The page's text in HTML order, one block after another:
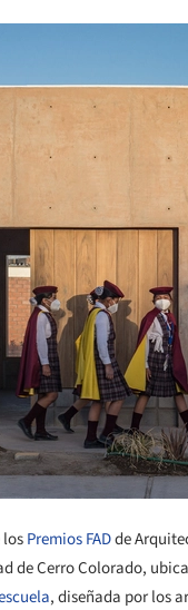
Premios FADde
de Cerro Colorado,
, diseñada por los